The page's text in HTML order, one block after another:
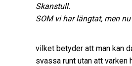
Skanstull.
SOM vi har längtat, men
vilket betyder att man kan
svassa runt utan att varken